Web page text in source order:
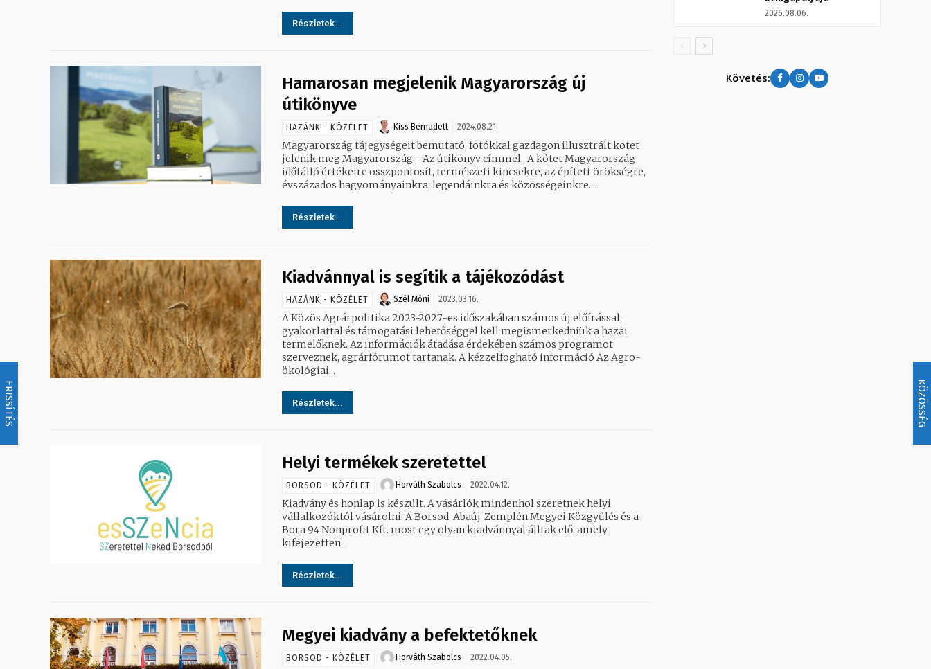
FRISSÍTÉS KÖZÖSSÉG
Részletek...
Hamarosan megjelenik Magyarország új
útikönyve
HAZÁNK - KÖZÉLET Kiss Bernadett 2024.08.21.
Magyarország tájegységeit bemutató, fotókkal gazdagon illusztrált kötet
jelenik meg Magyarország - Az útikönyv címmel. A kötet Magyarország
időtálló értékeire összpontosít, természeti kincsekre, az épített örökségre,
évszázados hagyományainkra, legendáinkra és közösségeinkre....
Részletek...
Kiadvánnyal is segítik a tájékozódást
HAZÁNK - KÖZÉLET Szél Móni 2023.03.16.
A Közös Agrárpolitika 2023-2027-es időszakában számos új előírással,
gyakorlattal és támogatási lehetőséggel kell megismerkedniük a hazai
termelőknek. Az információk átadása érdekében számos programot
szerveznek, agrárfórumot tartanak. A kézzelfogható információ Az Agro-
ökológiai...
Részletek...
Helyi termékek szeretettel
BORSOD - KÖZÉLET Horváth Szabolcs 2022.04.12.
Kiadvány és honlap is készült. A vásárlók mindenhol szeretnek helyi
vállalkozóktól vásárolni. A Borsod-Abaúj-Zemplén Megyei Közgyűlés és a
Bora 94 Nonprofit Kft. most egy olyan kiadvánnyal álltak elő, amely
kifejezetten...
Részletek...
Megyei kiadvány a befektetőknek
BORSOD - KÖZÉLET Horváth Szabolcs 2022.04.05.
2026.08.06.
Követés: